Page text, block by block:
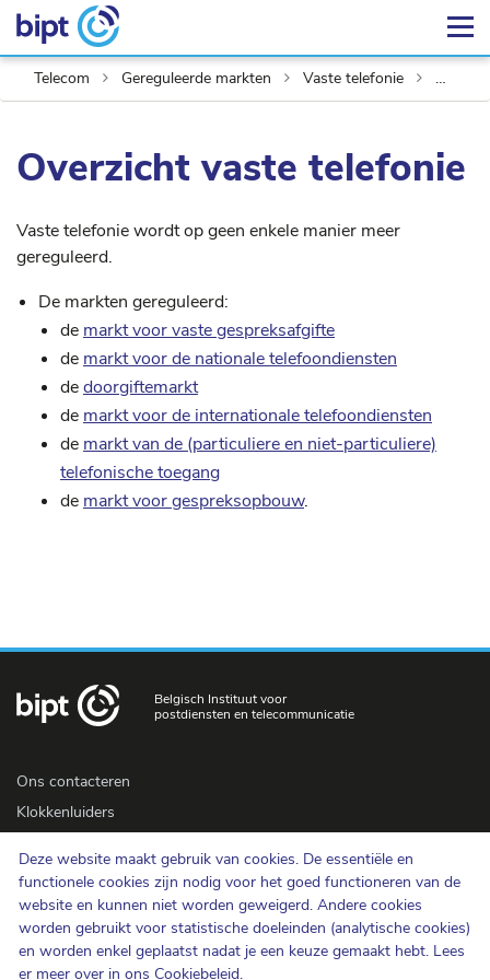
Deze website maakt gebruik van cookies. De essentiële en
functionele cookies zijn nodig voor het goed functioneren van de
website en kunnen niet worden geweigerd. Andere cookies
worden gebruikt voor statistische doeleinden (analytische cookies)
en worden enkel geplaatst nadat je een keuze gemaakt hebt. Lees
er meer over in ons Cookiebeleid.
Telecom Gereguleerde markten Vaste telefonie
Overzicht vaste telefonie
Vaste telefonie wordt op geen enkele manier meer
gereguleerd.
De markten gereguleerd:
de markt voor vaste gespreksafgifte
de markt voor de nationale telefoondiensten
dedoorgiftemarkt
de markt voor de internationale telefoondiensten
de markt van de (particuliere en niet-particuliere)
telefonische toegang
de markt voor gespreksopbouw.
Belgisch Instituut voor
postdiensten en telecommunicatie
Ons contacteren
Klokkenluiders
Toegankelijkheid
Pers
Cookiebeleid